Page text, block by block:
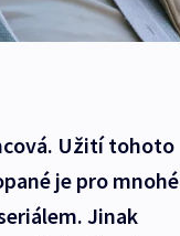
Užití tohoto
je pro mnohé
Jinak